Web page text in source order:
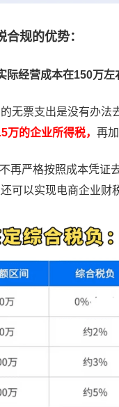
规的优势：
际经营成本在150万左
票支出是没有办法
万的企业所得税， 再
严格按照成本凭证
可以实现电商企业财